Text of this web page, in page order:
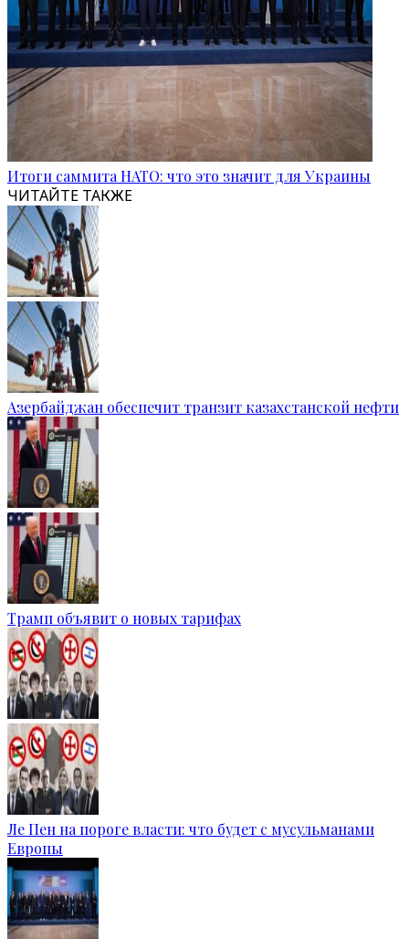
Итоги саммита НАТО: что это значит для Украины
ЧИТАЙТЕ ТАКЖЕ
Азербайджан обеспечит транзит казахстанской нефти
Трамп объявит о новых тарифах
Ле Пен на пороге власти: что будет с мусульманами
Европы